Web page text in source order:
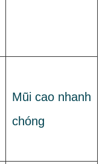
Mũi cao nhanh
chóng